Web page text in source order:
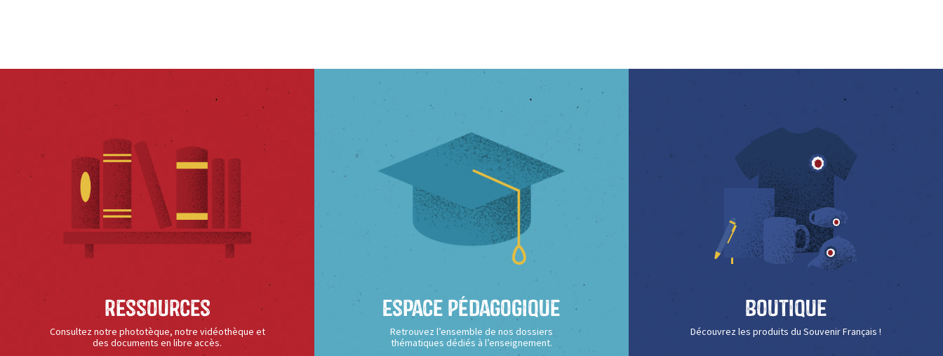
Ressources
Consultez notre phototèque, notre vidéothèque et
des documents en libre accès.
Espace Pédagogique
Retrouvez l’ensemble de nos dossiers
thématiques dédiés à l’enseignement.
Boutique
Découvrez les produits du Souvenir Français !